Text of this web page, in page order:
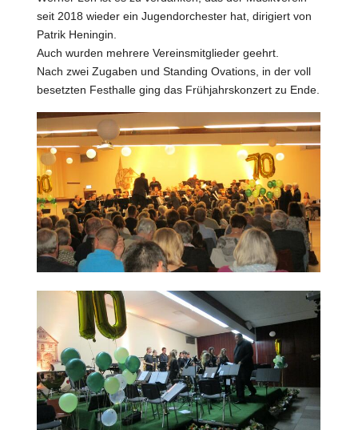
seit 2018 wieder ein Jugendorchester hat, dirigiert von
Patrik Heningin.
Auch wurden mehrere Vereinsmitglieder geehrt.
Nach zwei Zugaben und Standing Ovations, in der voll
besetzten Festhalle ging das Frühjahrskonzert zu Ende.